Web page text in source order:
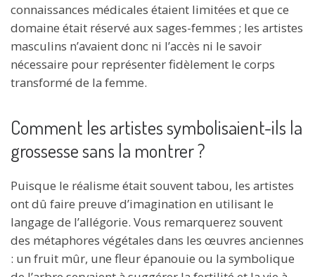
connaissances médicales étaient limitées et que ce
domaine était réservé aux sages-femmes ; les artistes
masculins n’avaient donc ni l’accès ni le savoir
nécessaire pour représenter fidèlement le corps
transformé de la femme.
Comment les artistes symbolisaient-ils la
grossesse sans la montrer ?
Puisque le réalisme était souvent tabou, les artistes
ont dû faire preuve d’imagination en utilisant le
langage de l’allégorie. Vous remarquerez souvent
des métaphores végétales dans les œuvres anciennes
: un fruit mûr, une fleur épanouie ou la symbolique